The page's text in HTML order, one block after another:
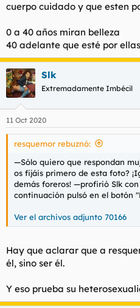
cuerpo cuidado y que esten
0 a 40 años miran belleza
40 adelante que esté por ellas
Slk
Extremadamente Imbécil
11 Oct 2020
resquemor rebuznó:
—Sólo quiero que respondan
os fijáis primero de esta foto?
demás foreros! —profirió Slk
continuación pulsó en el botón
Ver el archivos adjunto 70166
Hay que aclarar que a
él, sino ser él.
Y eso prueba su